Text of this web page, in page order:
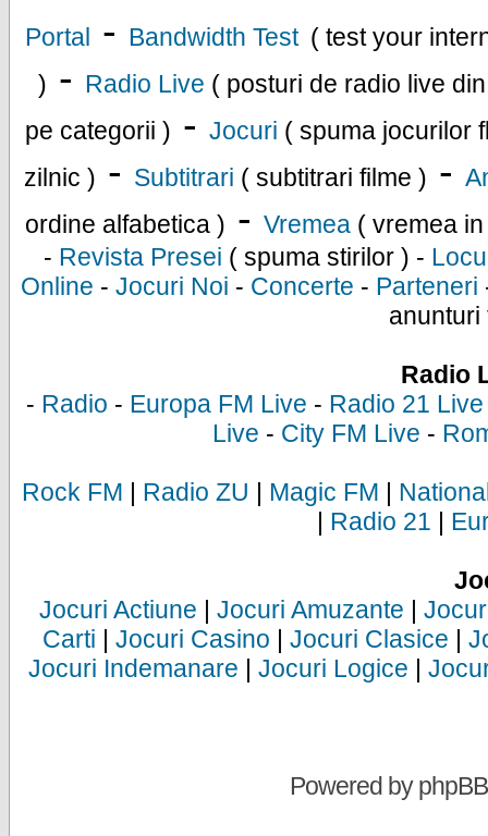
Portal - Bandwidth Test ( test your
) - Radio Live ( posturi de radio live
pe categorii ) - Jocuri ( spuma jocurilor
zilnic ) - Subtitrari ( subtitrari filme ) -
ordine alfabetica ) - Vremea ( vremea
- Revista Presei ( spuma stirilor ) -
Online - Jocuri Noi - Concerte - Parteneri
anunturi
Radio
- Radio - Europa FM Live - Radio 21 Live
Live - City FM Live -
Rock FM | Radio ZU | Magic FM |
| Radio 21 |
Jocuri Actiune | Jocuri Amuzante |
Carti | Jocuri Casino | Jocuri Clasice |
Jocuri Indemanare | Jocuri Logice |
Powered byphpBB